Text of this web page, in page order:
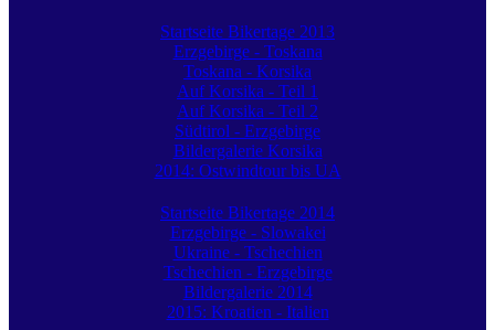
Startseite Bikertage 2013
Erzgebirge - Toskana
Toskana - Korsika
Auf Korsika - Teil 1
Auf Korsika - Teil 2
Südtirol - Erzgebirge
Bildergalerie Korsika
2014: Ostwindtour bis UA
Startseite Bikertage 2014
Erzgebirge - Slowakei
Ukraine - Tschechien
Tschechien - Erzgebirge
Bildergalerie 2014
2015: Kroatien - Italien